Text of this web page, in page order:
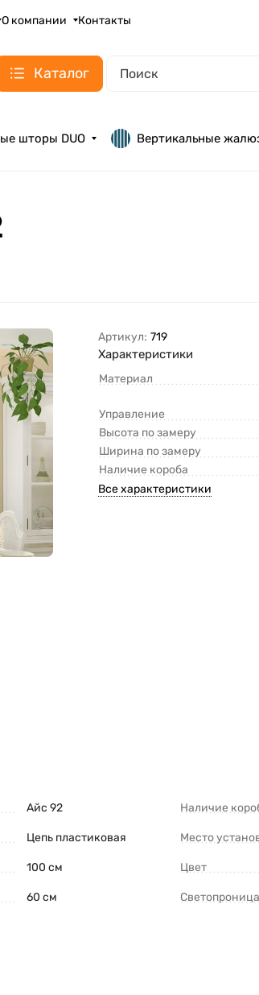
О компании Контакты
Каталог
шторы DUO Вертикальные
Артикул: 719
Характеристики
Материал
Управление
Высота по замеру
Ширина по замеру
Наличие короба
Все характеристики
Айс 92
Цепь пластиковая
100 см
60 см
Наличие
Место
Цвет